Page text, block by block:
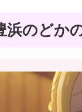
浜のどか